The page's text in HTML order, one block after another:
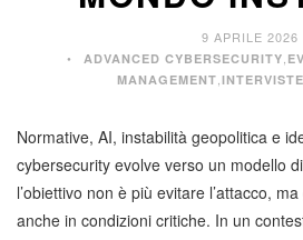
9 APRILE 2026
ADVANCED CYBERSECURITY
MANAGEMENT
Normative, AI, instabilità geopolitica e
cybersecurity evolve verso un modello
l’obiettivo non è più evitare l’attacco,
anche in condizioni critiche. In un